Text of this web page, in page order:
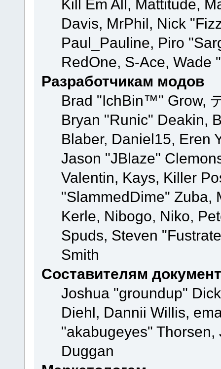
Kill Em All, Mattitude,
Davis, MrPhil, Nick
Paul_Pauline, Piro
RedOne, S-Ace,
Разработчикам модов
Brad "IchBin™" Grow,
Bryan "Runic" Deakin,
Blaber, Daniel15, Eren
Jason "JBlaze"
Valentin, Kays, Killer
"SlammedDime" Zuba,
Kerle, Nibogo, Niko,
Spuds, Steven
Smith
Составителям
Joshua "groundup"
Diehl, Dannii Willis,
"akabugeyes"
Duggan